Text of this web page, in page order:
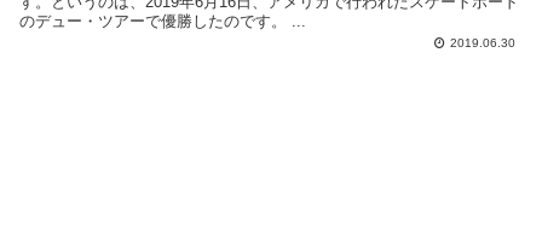
のデュー・ツアーで優勝したのです。 ...
2019.06.30